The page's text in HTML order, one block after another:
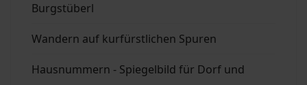
Burgstüberl
Wandern auf kurfürstlichen Spuren
Hausnummern - Spiegelbild für Dorf und